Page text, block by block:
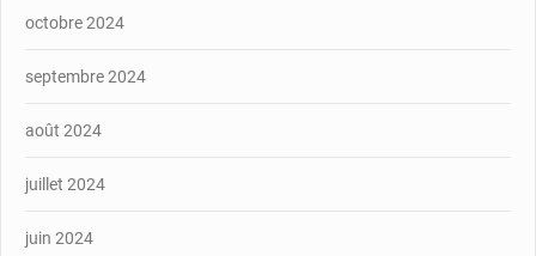
octobre 2024
septembre 2024
août 2024
juillet 2024
juin 2024